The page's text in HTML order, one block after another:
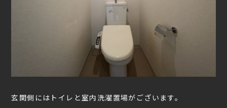
玄関側にはトイレと室内洗濯置場がございます。